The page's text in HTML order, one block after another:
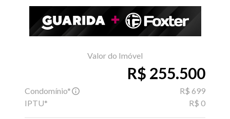
Valor do Imóvel
R$ 255.500
Condomínio*
R$ 699
IPTU*
R$ 0